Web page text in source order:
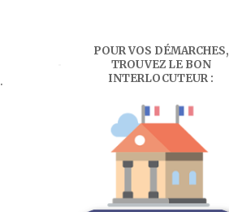
.
POUR VOS DÉMARCHES,
TROUVEZ LE BON
INTERLOCUTEUR :